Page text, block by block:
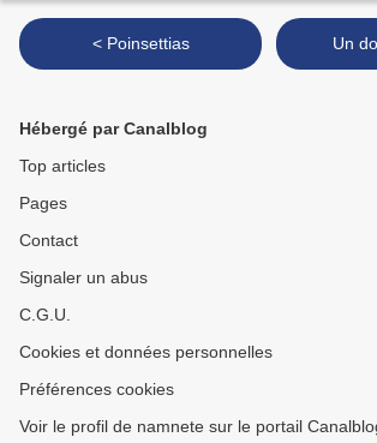
< Poinsettias
Hébergé par Canalblog
Top articles
Pages
Contact
Signaler un abus
C.G.U.
Cookies et données personnelles
Préférences cookies
Voir le profil de namnete sur le portail